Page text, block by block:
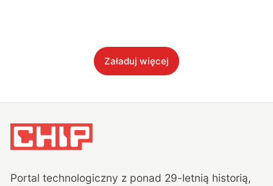
Załaduj więcej
Portal technologiczny z ponad 29-letnią historią,